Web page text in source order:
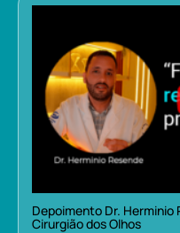
Depoimento Dr.
Cirurgião dos Olhos